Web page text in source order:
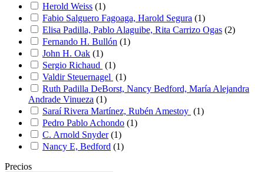
Herold Weiss (1)
Fabio Salguero Fagoaga, Harold Segura (1)
Elisa Padilla, Pablo Alaguibe, Rita Carrizo Ogas (2)
Fernando H. Bullón (1)
John H. Oak (1)
Sergio Richaud (1)
Valdir Steuernagel (1)
Ruth Padilla DeBorst, Nancy Bedford, María Alejandra
Andrade Vinueza (1)
Saraí Rivera Martínez, Rubén Amestoy (1)
Pedro Pablo Achondo (1)
C. Arnold Snyder (1)
Nancy E, Bedford (1)
Precios